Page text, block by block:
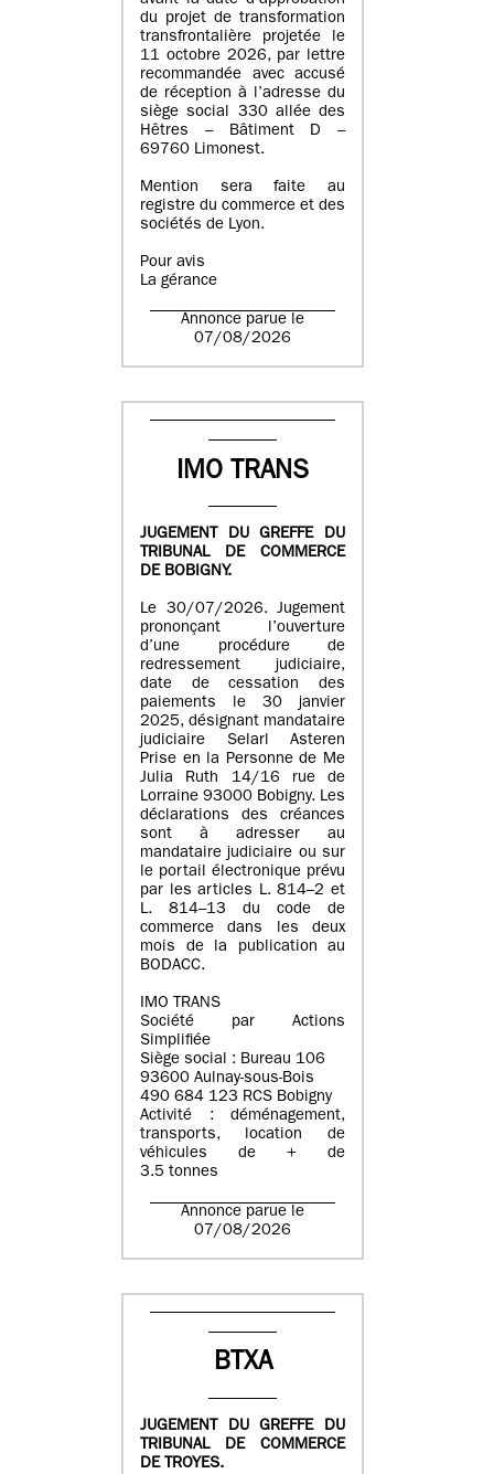
du projet de transformation
transfrontalière projetée le
11 octobre 2026, par lettre
recommandée avec accusé
de réception à l’adresse du
siège social 330 allée des
Hêtres – Bâtiment D –
69760 Limonest.
Mention sera faite au
registre du commerce et des
sociétés de Lyon.
Pour avis
La gérance
Annonce parue le
07/08/2026
IMO TRANS
JUGEMENT DU GREFFE DU
TRIBUNAL DE COMMERCE
DE BOBIGNY.
Le 30/07/2026. Jugement
prononçant l’ouverture
d’une procédure de
redressement judiciaire,
date de cessation des
paiements le 30 janvier
2025, désignant mandataire
judiciaire Selarl Asteren
Prise en la Personne de Me
Julia Ruth 14/16 rue de
Lorraine 93000 Bobigny. Les
déclarations des créances
sont à adresser au
mandataire judiciaire ou sur
le portail électronique prévu
par les articles L. 814–2 et
L. 814–13 du code de
commerce dans les deux
mois de la publication au
BODACC.
IMO TRANS
Société par Actions
Simplifiée
Siège social : Bureau 106
93600 Aulnay-sous-Bois
490 684 123 RCS Bobigny
Activité : déménagement,
transports, location de
véhicules de + de
3.5 tonnes
Annonce parue le
07/08/2026
BTXA
JUGEMENT DU GREFFE DU
TRIBUNAL DE COMMERCE
DE TROYES.